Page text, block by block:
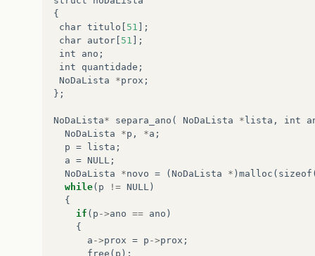
{
char titulo 51
];
char autor 51
];
int
ano ;
int
quantidade ;
NoDaLista
*prox ;
};
NoDaLista* separa_ano ( NoDaLista * lista , int
NoDaLista
*p , *a ;
p = lista ;
a = NULL ;
NoDaLista
*novo = ( NoDaLista * ) malloc ( sizeof
while( p != NULL )
{
if ( p ->ano == ano )
{
a ->prox = p ->prox ;
free ( p );